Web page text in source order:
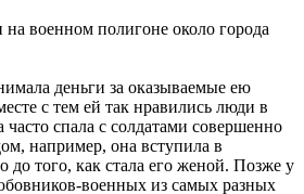
военном полигоне около города
деньги за оказываемые ею
с тем ей так нравились люди в
спала с солдатами совершенно
например, она вступила в
до того, как стала его женой. Позже у
военных из самых разных